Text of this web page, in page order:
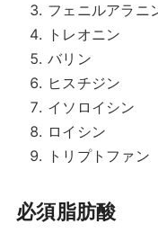
フェニルアラニ
トレオニン
バリン
ヒスチジン
イソロイシン
ロイシン
トリプトファン
必須脂肪酸